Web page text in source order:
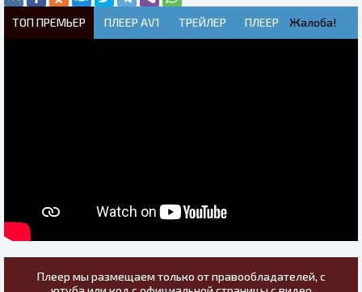
ТОП ПРЕМЬЕР ПЛЕЕР AV1 ТРЕЙЛЕР ПЛЕЕР Жалоба!
Плеер мы размещаем только от правообладателей, с